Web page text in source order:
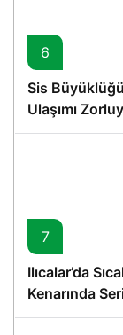
6
Sis
Ulaşımı
7
Ilıcalar’da
Kenarında